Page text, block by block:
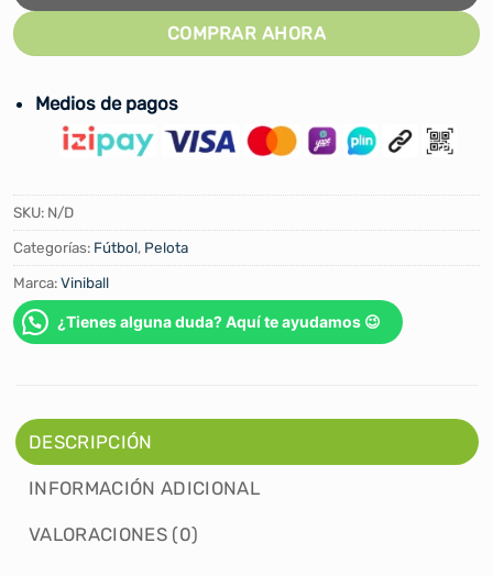
COMPRAR AHORA
Medios de pagos
SKU: N/D
Categorías: Fútbol, Pelota
Marca:Viniball
¿Tienes alguna duda? Aquí te ayudamos 😉
DESCRIPCIÓN
INFORMACIÓN ADICIONAL
VALORACIONES (0)